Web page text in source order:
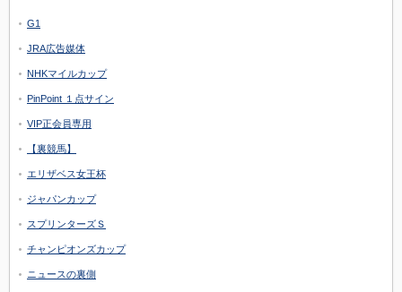
G1
JRA広告媒体
NHKマイルカップ
PinPoint １点サイン
VIP正会員専用
【裏競馬】
エリザベス女王杯
ジャパンカップ
スプリンターズＳ
チャンピオンズカップ
ニュースの裏側